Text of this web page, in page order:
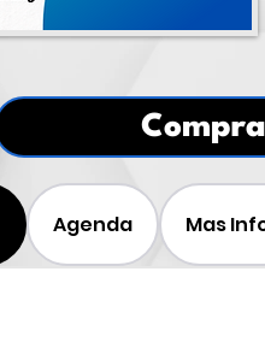
Agenda Mas